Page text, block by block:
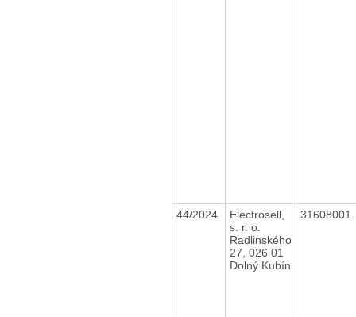
44/2024
Electrosell,
s. r. o.
Radlinského
27, 026 01
Dolný Kubín
31608001